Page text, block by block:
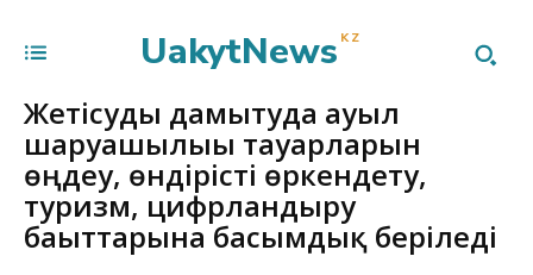
UakytNews KZ
Жетісуды дамытуда ауыл
шаруашылығы тауарларын
өңдеу, өндірісті өркендету,
туризм, цифрландыру
бағыттарына басымдық беріледі